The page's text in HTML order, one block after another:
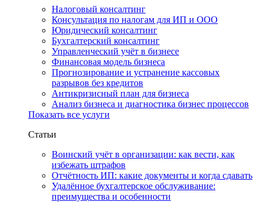
Налоговый консалтинг
Консультация по налогам для ИП и ООО
Юридический консалтинг
Бухгалтерский консалтинг
Управленческий учёт в бизнесе
Финансовая модель бизнеса
Прогнозирование и устранение кассовых
разрывов без кредитов
Антикризисный план для бизнеса
Анализ бизнеса и диагностика бизнес процессов
Показать все услуги
Статьи
Воинский учёт в организации: как вести, как
избежать штрафов
Отчётность ИП: какие документы и когда сдавать
Удалённое бухгалтерское обслуживание:
преимущества и особенности